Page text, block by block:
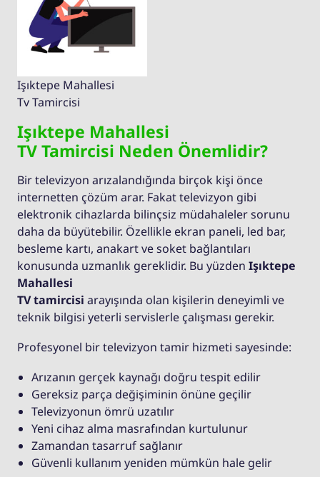
Işıktepe Mahallesi
Tv Tamircisi
Işıktepe Mahallesi
TV Tamircisi Neden Önemlidir?
Bir televizyon arızalandığında birçok kişi önce
internetten çözüm arar. Fakat televizyon gibi
elektronik cihazlarda bilinçsiz müdahaleler sorunu
daha da büyütebilir. Özellikle ekran paneli, led bar,
besleme kartı, anakart ve soket bağlantıları
konusunda uzmanlık gereklidir. Bu yüzden Işıktepe
Mahallesi
TV tamircisi arayışında olan kişilerin deneyimli ve
teknik bilgisi yeterli servislerle çalışması gerekir.
Profesyonel bir televizyon tamir hizmeti sayesinde:
Arızanın gerçek kaynağı doğru tespit edilir
Gereksiz parça değişiminin önüne geçilir
Televizyonun ömrü uzatılır
Yeni cihaz alma masrafından kurtulunur
Zamandan tasarruf sağlanır
Güvenli kullanım yeniden mümkün hale gelir